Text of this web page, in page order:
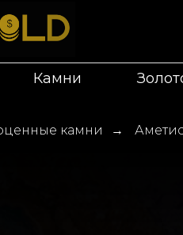
Камни
камни →